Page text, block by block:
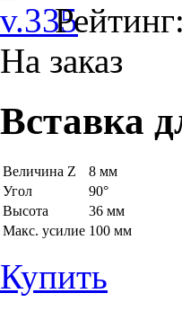
На заказ
Вставка
Величина Z
8 мм
Угол
90°
Высота
36 мм
Макс. усилие 100 мм
Купить